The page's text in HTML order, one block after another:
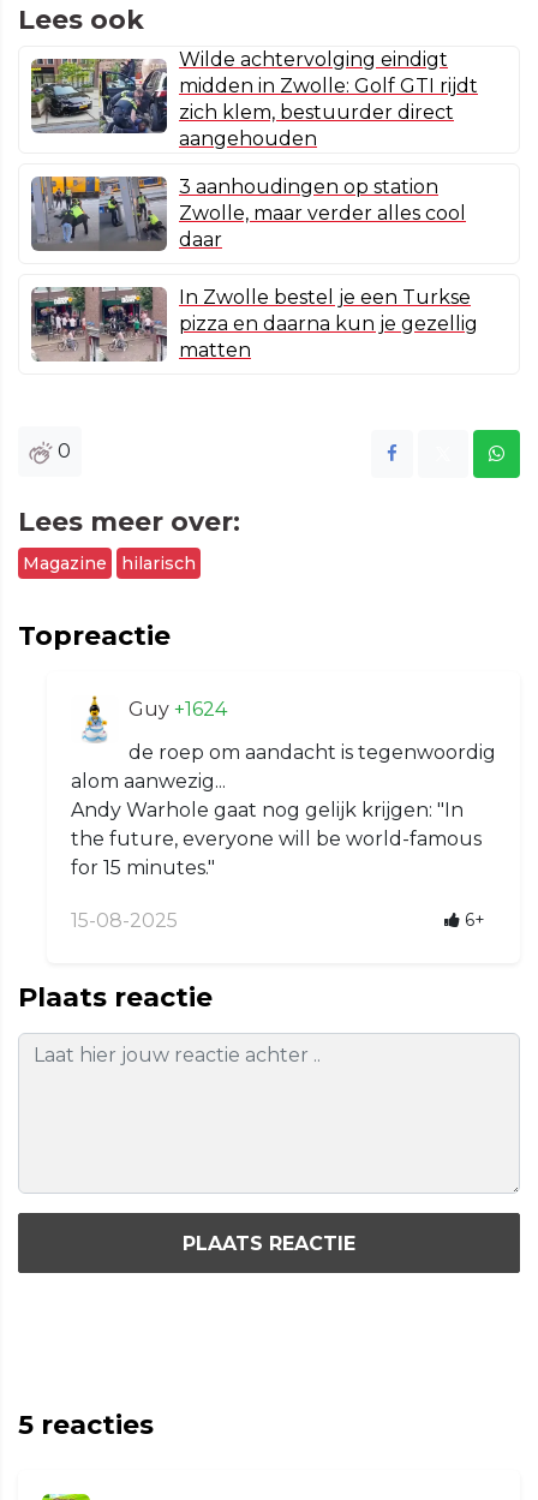
Lees ook
Wilde achtervolging eindigt
midden in Zwolle: Golf GTI rijdt
zich klem, bestuurder direct
aangehouden
3 aanhoudingen op station
Zwolle, maar verder alles cool
daar
In Zwolle bestel je een Turkse
pizza en daarna kun je gezellig
matten
0
Lees meer over:
Magazine hilarisch
Topreactie
Guy +1624
de roep om aandacht is tegenwoordig
alom aanwezig...
Andy Warhole gaat nog gelijk krijgen: "In
the future, everyone will be world-famous
for 15 minutes."
15-08-2025 6+
Plaats reactie
PLAATS REACTIE
5 reacties